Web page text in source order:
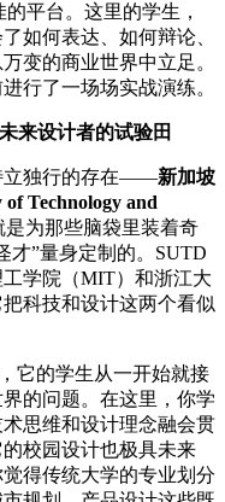
平台。这里的学生，
如何表达、如何辩论、
变的商业世界中立足。
行了一场场实战演练。
来设计者的试验田
立独行的存在——新加坡
Technology and
是为那些脑袋里装着奇
才”量身定制的。SUTD
学院（MIT）和浙江大
科技和设计这两个看似
它的学生从一开始就接
的问题。在这里，你学
思维和设计理念融会贯
校园设计也极具未来
得传统大学的专业划分